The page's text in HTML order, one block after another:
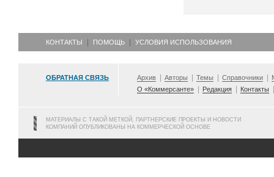
КОНТАКТЫ ПОМОЩЬ УСЛОВИЯ ИСПОЛЬЗОВАНИЯ
ОБРАТНАЯ СВЯЗЬ Архив Авторы Темы Справочники
О «Коммерсанте»
Редакция Контакты
МАТЕРИАЛЫ С ТАКОЙ МЕТКОЙ, ПАРТНЕРСКИЕ ПРОЕКТЫ И НОВОСТИ
КОМПАНИЙ ОПУБЛИКОВАНЫ НА КОММЕРЧЕСКОЙ ОСНОВЕ